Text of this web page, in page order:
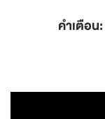
คำเตือน: